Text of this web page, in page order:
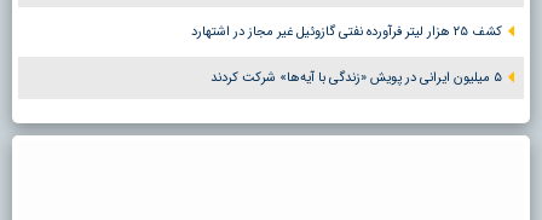
کشف ۲۵ هزار لیتر فرآورده نفتی گازوئیل غیر مجاز در اشتهارد
۵ میلیون ایرانی در پویش «زندگی با آیه‌ها» شرکت کردند